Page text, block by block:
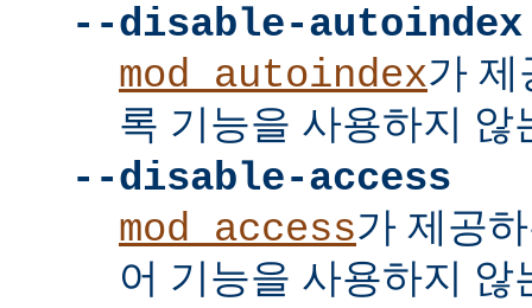
--disable-autoindex
mod_autoindex가 제
록 기능을 사용하지 않
--disable-access
mod_access가 제공
어 기능을 사용하지 않